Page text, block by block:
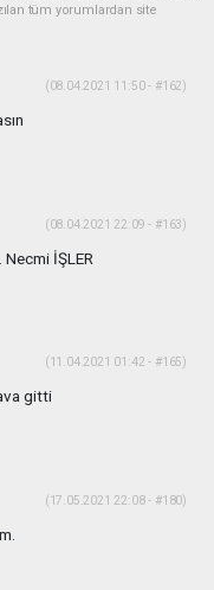
tüm yorumlardan site
(08.04.2021 11:50 - #162)
(08.04.2021 22:09 - #163)
İŞLER
(11.04.2021 01:42 - #165)
gitti
(17.05.2021 22:08 - #180)